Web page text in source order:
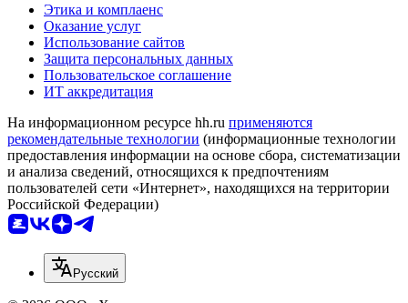
Этика и комплаенс
Оказание услуг
Использование сайтов
Защита персональных данных
Пользовательское соглашение
ИТ аккредитация
На информационном ресурсе hh.ru применяются
рекомендательные технологии (информационные технологии
предоставления информации на основе сбора, систематизации
и анализа сведений, относящихся к предпочтениям
пользователей сети «Интернет», находящихся на территории
Российской Федерации)
Русский